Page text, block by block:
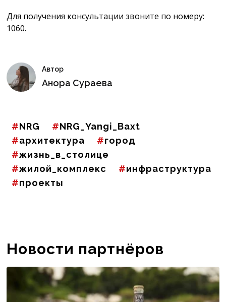
Для получения консультации звоните по номеру:
1060.
Автор
Анора Сураева
NRG
NRG_Yangi_Baxt
архитектура
город
жизнь_в_столице
жилой_комплекс
инфраструктура
проекты
Новости партнёров